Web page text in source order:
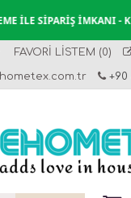
İLE SIPARIŞ İMKANI -
FAVORI LISTEM (0)
+90